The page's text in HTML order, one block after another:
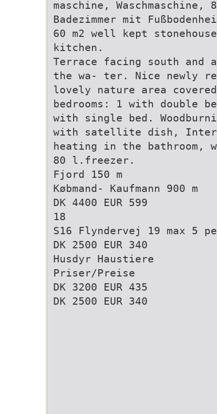
maschine,
Badezimmer mit
60 m2 well kept
kitchen.
Terrace facing south
the wa- ter. Nice newly
lovely nature area
bedrooms: 1 with double
with single bed.
with satellite dish,
heating in the bathroom,
80 l.freezer.
Fjord 150 m
Købmand- Kaufmann 900 m
DK 4400 EUR 599
18
S16 Flyndervej 19 max 5
DK 2500 EUR 340
Husdyr Haustiere
Priser/Preise
DK 3200 EUR 435
DK 2500 EUR 340